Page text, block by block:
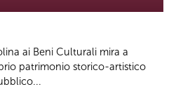
ai Beni Culturali mira a
patrimonio storico-artistico